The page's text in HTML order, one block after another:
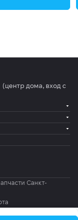
(центр дома, вход с
Санкт-